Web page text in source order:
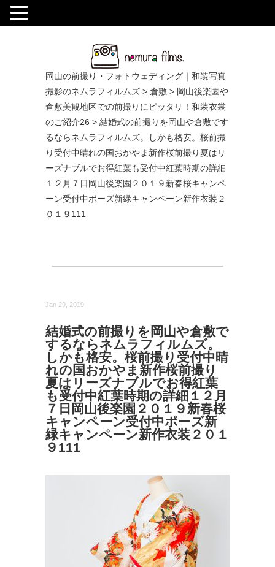
岡山の前撮り・フォトウェディング｜和装写真
撮影のネムラフィルムズ > 倉敷 > 岡山後楽園や
倉敷美観地区での前撮りにピッタリ！和装衣裳
のご紹介26 > 結婚式の前撮りを岡山や倉敷です
るならネムラフィルムズ。しかも格安。桜前撮
り受付中晴れの国おかやま新作桜前撮り夏はリ
ーズナブルでお得紅葉も受付中紅葉時期の詳細
１２月７日岡山後楽園２０１９新春桜キャンペ
ーン受付中ポーズ新緑キャンペーン新作衣装２
０１９111
Jan 29, 2019
結婚式の前撮りを岡山や倉敷で
するならネムラフィルムズ。
しかも格安。桜前撮り受付中晴
れの国おかやま新作桜前撮り
夏はリーズナブルでお得紅葉
も受付中紅葉時期の詳細１２月
７日岡山後楽園２０１９新春桜
キャンペーン受付中ポーズ新
緑キャンペーン新作衣装２０１
９111